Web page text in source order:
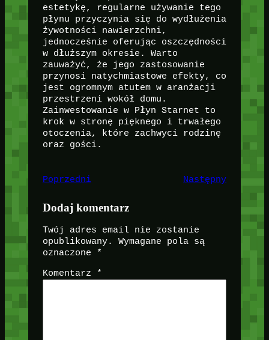
estetykę, regularne używanie tego
płynu przyczynia się do wydłużenia
żywotności nawierzchni,
jednocześnie oferując oszczędności
w dłuższym okresie. Warto
zauważyć, że jego zastosowanie
przynosi natychmiastowe efekty, co
jest ogromnym atutem w aranżacji
przestrzeni wokół domu.
Zainwestowanie w Płyn Starnet to
krok w stronę pięknego i trwałego
otoczenia, które zachwyci rodzinę
oraz gości.
Poprzedni Następny
Dodaj komentarz
Twój adres email nie zostanie
opublikowany.
Wymagane pola są
oznaczone
*
Komentarz *